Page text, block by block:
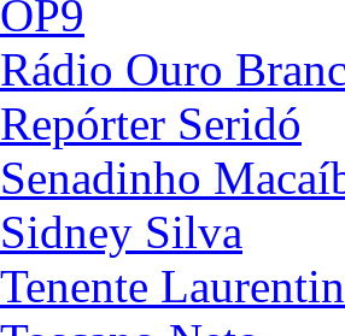
OP9
Rádio Ouro
Repórter Seridó
Senadinho
Sidney Silva
Tenente